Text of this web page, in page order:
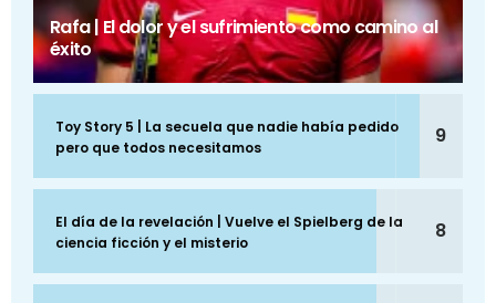
Rafa | El dolor y el sufrimiento como camino al
éxito
Toy Story 5 | La secuela que nadie había pedido
pero que todos necesitamos
9
El día de la revelación | Vuelve el Spielberg de la
ciencia ficción y el misterio
8